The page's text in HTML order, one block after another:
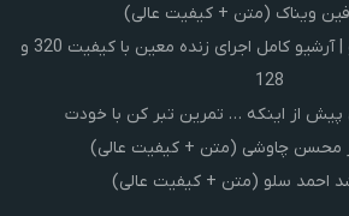
ویناک (متن + کیفیت عالی)
کنسرت صوتی معین لایو | آرشیو کامل اجرای زنده معین با کیفیت 320 و
128
از اینکه … تمرین تبر کن با خودت
محسن چاوشی (متن + کیفیت عالی)
احمد سلو (متن + کیفیت عالی)